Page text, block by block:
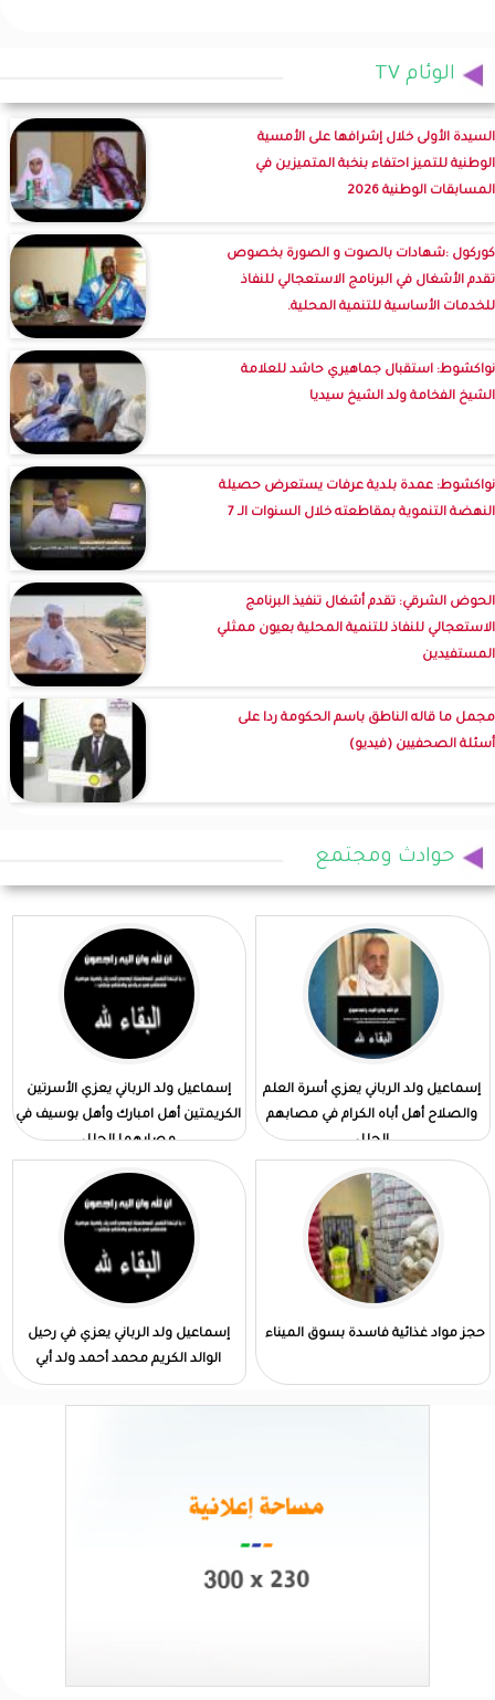
الوئام TV
السيدة الأولى خلال إشرافها على الأمسية
الوطنية للتميز احتفاء بنخبة المتميزين في
المسابقات الوطنية 2026
كوركول :شهادات بالصوت و الصورة بخصوص
تقدم الأشغال في البرنامج الاستعجالي للنفاذ
للخدمات الأساسية للتنمية المحلية.
نواكشوط: استقبال جماهيري حاشد للعلامة
الشيخ الفخامة ولد الشيخ سيديا
نواكشوط: عمدة بلدية عرفات يستعرض حصيلة
النهضة التنموية بمقاطعته خلال السنوات الـ 7
الحوض الشرقي: تقدم أشغال تنفيذ البرنامج
الاستعجالي للنفاذ للتنمية المحلية بعيون ممثلي
المستفيدين
مجمل ما قاله الناطق باسم الحكومة ردا على
أسئلة الصحفيين (فيديو)
حوادث ومجتمع
إسماعيل ولد الرباني يعزي أسرة العلم
والصلاح أهل أباه الكرام في مصابهم
الجلل
إسماعيل ولد الرباني يعزي الأسرتين
الكريمتين أهل امبارك وأهل بوسيف في
مصابهما الجلل
حجز مواد غذائية فاسدة بسوق الميناء
إسماعيل ولد الرباني يعزي في رحيل
الوالد الكريم محمد أحمد ولد أبي